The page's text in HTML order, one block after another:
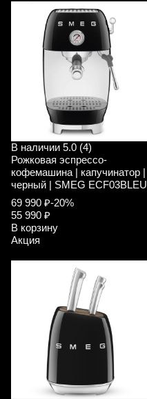
В наличии 5.0 (4)
Рожковая эспрессо-
кофемашина | капучинатор |
черный | SMEG ECF03BLEU
69 990 ₽-20%
55 990 ₽
В корзину
Акция